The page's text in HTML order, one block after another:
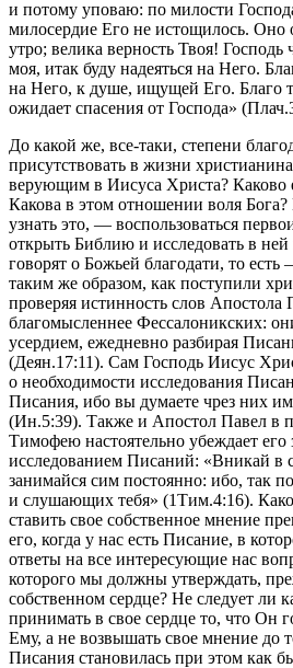
и потому уповаю: по милости
милосердие Его не истощилось. Оно
утро; велика верность Твоя! Господь
моя, итак буду надеяться на Него.
на Него, к душе, ищущей Его. Благо
ожидает спасения от Господа»
До какой же, все-таки, степени
присутствовать в жизни
верующим в Иисуса Христа? Каково
Какова в этом отношении воля Бога?
узнать это, — воспользоваться
открыть Библию и исследовать в ней
говорят о Божьей благодати, то
таким же образом, как поступили
проверяя истинность слов Апостола
благомысленнее Фессалоникских:
усердием, ежедневно разбирая
(Деян.17:11). Сам Господь Иисус
о необходимости исследования
Писания, ибо вы думаете чрез них
(Ин.5:39). Также и Апостол Павел в
Тимофею настоятельно убеждает его
исследованием Писаний: «Вникай в
занимайся сим постоянно: ибо, так
и слушающих тебя» (1Тим.4:16).
ставить свое собственное мнение
его, когда у нас есть Писание, в
ответы на все интересующие нас
которого мы должны утверждать,
собственном сердце? Не следует ли
принимать в свое сердце то, что Он
Ему, а не возвышать свое мнение до
Писания становилась при этом как